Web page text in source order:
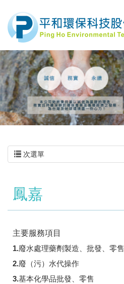
次選單
鳳嘉
主要服務項目
1.廢水處理藥劑製造、批發、零售
2.廢（污）水代操作
3.基本化學品批發、零售